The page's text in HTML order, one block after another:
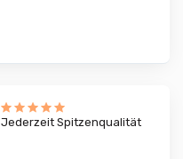
Jederzeit Spitzenqualität